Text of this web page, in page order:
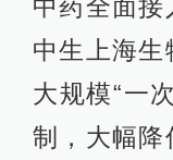
中药全面接
中生上海
大规模“一
制，大幅降